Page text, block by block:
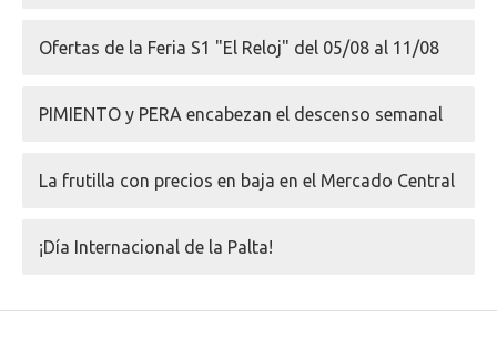
Ofertas de la Feria S1 "El Reloj" del 05/08 al 11/08
PIMIENTO y PERA encabezan el descenso semanal
La frutilla con precios en baja en el Mercado Central
¡Día Internacional de la Palta!